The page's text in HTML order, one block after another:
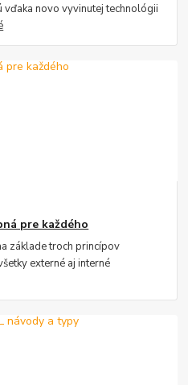
vďaka novo vyvinutej technológii
pre každého
základe troch princípov
externé aj interné